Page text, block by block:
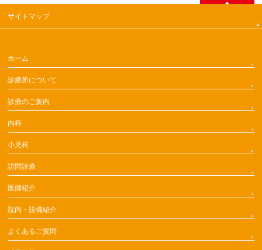
サイトマップ
ホーム
診療所について
診療のご案内
内科
小児科
訪問診療
医師紹介
院内・設備紹介
よくあるご質問